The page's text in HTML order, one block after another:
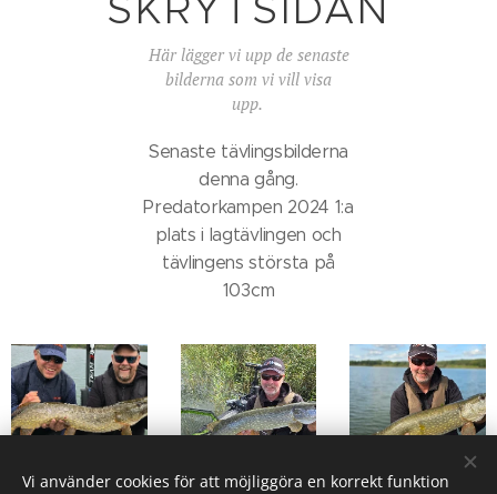
Här lägger vi upp de senaste
bilderna som vi vill visa
upp.
Senaste tävlingsbilderna
denna gång.
Predatorkampen 2024 1:a
plats i lagtävlingen och
tävlingens största på
103cm
Vi använder cookies för att möjliggöra en korrekt funktion